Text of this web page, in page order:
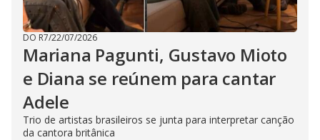
DO R7/22/07/2026
Mariana Pagunti, Gustavo Mioto
e Diana se reúnem para cantar
Adele
Trio de artistas brasileiros se junta para interpretar canção
da cantora britânica